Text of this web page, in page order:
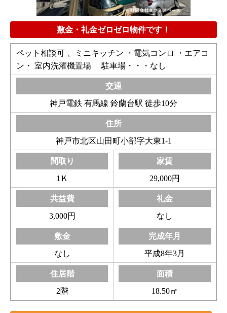
敷金・礼金ゼロゼロ物件です！
ペット相談可 、ミニキッチン ・電気コンロ ・エアコ
ン・ 室内洗濯機置場 駐車場・・・なし
神戸電鉄 有馬線 鈴蘭台駅 徒歩10分
神戸市北区山田町小部字大東1-1
1Ｋ 29,000円
3,000円 なし
なし 平成8年3月
2階 18.50㎡